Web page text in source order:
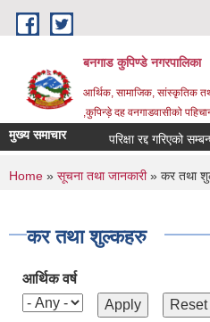
Skip to main content
बनगाड कुपिण्डे नगरपालिका
आर्थिक, सामाजिक, सांस्कृतिक
,कुपिन्ड़े दह वनगाडवासीको
मुख्य समाचार परिक्षा रद्द गरिएको सम्बन्धमा।
You are here
Home » सूचना तथा जानकारी» कर तथा
कर तथा शुल्कहरु
आर्थिक वर्ष